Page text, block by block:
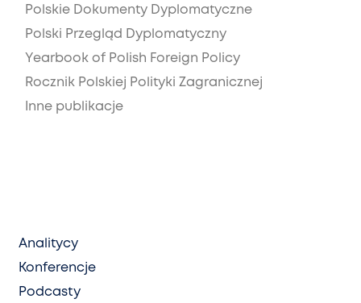
Polskie Dokumenty Dyplomatyczne
Polski Przegląd Dyplomatyczny
Yearbook of Polish Foreign Policy
Rocznik Polskiej Polityki Zagranicznej
Inne publikacje
Analitycy
Konferencje
Podcasty